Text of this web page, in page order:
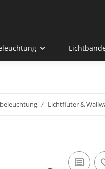
Lichtfluter &